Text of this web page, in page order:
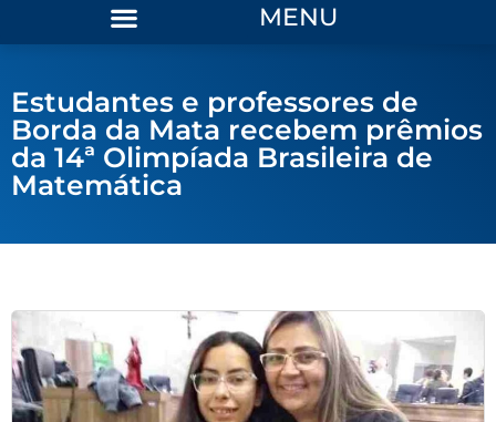
MENU
Estudantes e professores de
Borda da Mata recebem prêmios
da 14ª Olimpíada Brasileira de
Matemática